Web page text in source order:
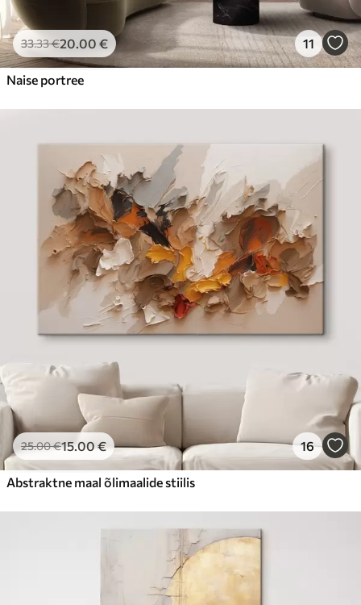
33.33€20.00 € 11
Naise portree
25.00€15.00€ 16
Abstraktne maal õlimaalide stiilis